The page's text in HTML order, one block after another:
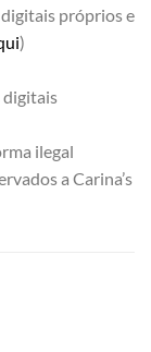
próprios e
)
digitais
ilegal
a Carina’s